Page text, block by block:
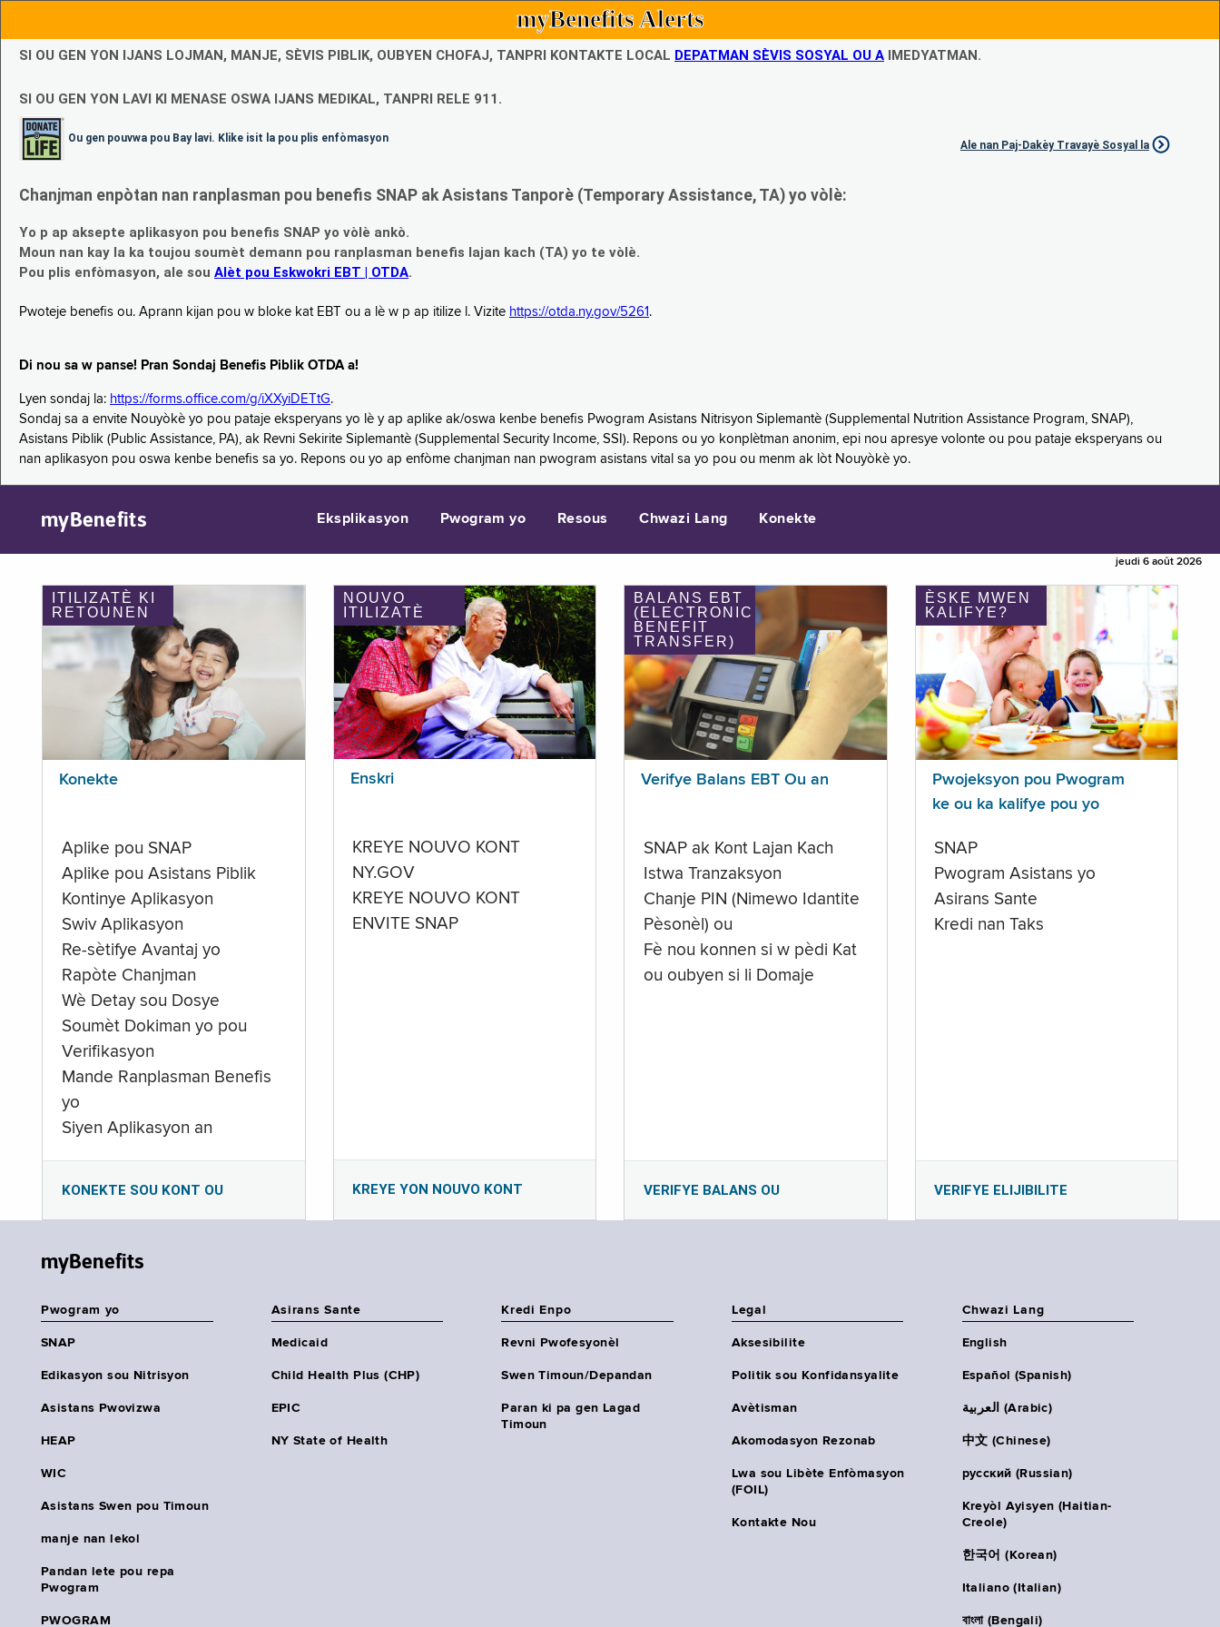
myBenefits Alerts
SI OU GEN YON IJANS LOJMAN, MANJE, SÈVIS PIBLIK, OUBYEN CHOFAJ, TANPRI KONTAKTE LOCAL DEPATMAN SÈVIS SOSYAL OU A IMEDYATMAN.
SI OU GEN YON LAVI KI MENASE OSWA IJANS MEDIKAL, TANPRI RELE 911.
Ou gen pouvwa pou Bay lavi. Klike isit la pou plis enfòmasyon
Ale nan Paj-Dakèy Travayè Sosyal la
Chanjman enpòtan nan ranplasman pou benefis SNAP ak Asistans Tanporè (Temporary Assistance, TA) yo vòlè:
Yo p ap aksepte aplikasyon pou benefis SNAP yo vòlè ankò.
Moun nan kay la ka toujou soumèt demann pou ranplasman benefis lajan kach (TA) yo te vòlè.
Pou plis enfòmasyon, ale sou Alèt pou Eskwokri EBT | OTDA.
Pwoteje benefis ou. Aprann kijan pou w bloke kat EBT ou a lè w p ap itilize l. Vizite https://otda.ny.gov/5261 .
Di nou sa w panse! Pran Sondaj Benefis Piblik OTDA a!
Lyen sondaj la: https://forms.office.com/g/iXXyiDETtG.
Sondaj sa a envite Nouyòkè yo pou pataje eksperyans yo lè y ap aplike ak/oswa kenbe benefis Pwogram Asistans Nitrisyon Siplemantè (Supplemental Nutrition Assistance Program, SNAP),
Asistans Piblik (Public Assistance, PA), ak Revni Sekirite Siplemantè (Supplemental Security Income, SSI). Repons ou yo konplètman anonim, epi nou apresye volonte ou pou pataje eksperyans ou
nan aplikasyon pou oswa kenbe benefis sa yo. Repons ou yo ap enfòme chanjman nan pwogram asistans vital sa yo pou ou menm ak lòt Nouyòkè yo.
myBenefits Eksplikasyon Pwogram yo Resous Chwazi Lang Konekte
jeudi 6 août 2026
ITILIZATÈ KI
RETOUNEN
Konekte
Aplike pou SNAP
Aplike pou Asistans Piblik
Kontinye Aplikasyon
Swiv Aplikasyon
Re-sètifye Avantaj yo
Rapòte Chanjman
Wè Detay sou Dosye
Soumèt Dokiman yo pou
Verifikasyon
Mande Ranplasman Benefis
yo
Siyen Aplikasyon an
KONEKTE SOU KONT OU
NOUVO
ITILIZATÈ
Enskri
KREYE NOUVO KONT
NY.GOV
KREYE NOUVO KONT
ENVITE SNAP
KREYE YON NOUVO KONT
BALANS EBT
(ELECTRONIC
BENEFIT
TRANSFER)
Verifye Balans EBT Ou an
SNAP ak Kont Lajan Kach
Istwa Tranzaksyon
Chanje PIN (Nimewo Idantite
Pèsonèl) ou
Fè nou konnen si w pèdi Kat
ou oubyen si li Domaje
VERIFYE BALANS OU
ÈSKE MWEN
KALIFYE?
Pwojeksyon pou Pwogram
ke ou ka kalifye pou yo
SNAP
Pwogram Asistans yo
Asirans Sante
Kredi nan Taks
VERIFYE ELIJIBILITE
myBenefits
Pwogram yo
SNAP
Edikasyon sou Nitrisyon
Asistans Pwovizwa
HEAP
WIC
Asistans Swen pou Timoun
manje nan lekol
Pandan lete pou repa
Pwogram
PWOGRAM
Asirans Sante
Medicaid
Child Health Plus (CHP)
EPIC
NY State of Health
Kredi Enpo
Revni Pwofesyonèl
Swen Timoun/Depandan
Paran ki pa gen Lagad
Timoun
Legal
Aksesibilite
Politik sou Konfidansyalite
Avètisman
Akomodasyon Rezonab
Lwa sou Libète Enfòmasyon
(FOIL)
Kontakte Nou
Chwazi Lang
English
Español (Spanish)
العربية (Arabic)
中文 (Chinese)
русский (Russian)
Kreyòl Ayisyen (Haitian-
Creole)
한국어 (Korean)
Italiano (Italian)
বাংলা (Bengali)